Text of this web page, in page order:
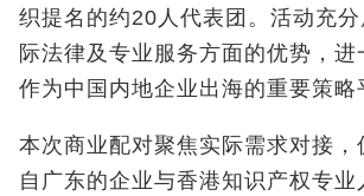
织提名的约20人代表团。活动充分
际法律及专业服务方面的优势，进
作为中国内地企业出海的重要策略
本次商业配对聚焦实际需求对接，
自广东的企业与香港知识产权专业